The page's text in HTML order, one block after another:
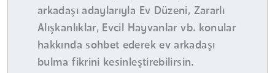
arkadaşı adaylarıyla Ev Düzeni, Zararlı
Alışkanlıklar, Evcil Hayvanlar vb. konular
hakkında sohbet ederek ev arkadaşı
bulma fikrini kesinleştirebilirsin.